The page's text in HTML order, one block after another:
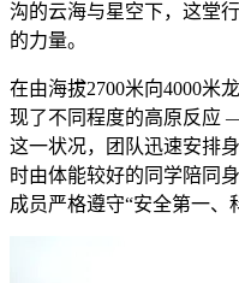
沟的云海与星空下，这堂
的力量。
在由海拔2700米向4000米
现了不同程度的高原反应
这一状况，团队迅速安排
时由体能较好的同学陪同
成员严格遵守“安全第一、